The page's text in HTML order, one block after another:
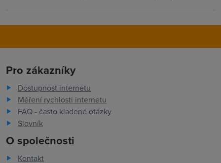
Pro zákazníky
Dostupnost internetu
Měření rychlosti internetu
FAQ - často kladené otázky
Slovník
O společnosti
Kontakt